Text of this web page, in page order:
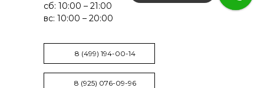
сб: 10:00 – 21:00
вс: 10:00 – 20:00
8 (499) 194-00-14
8 (925) 076-09-96